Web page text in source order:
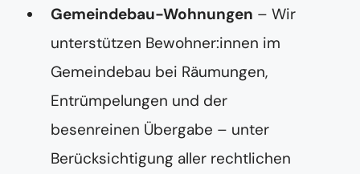
o
Gemeindebau-Wohnungen – Wir
unterstützen Bewohner:innen im
Gemeindebau bei Räumungen,
Entrümpelungen und der
besenreinen Übergabe – unter
Berücksichtigung aller rechtlichen